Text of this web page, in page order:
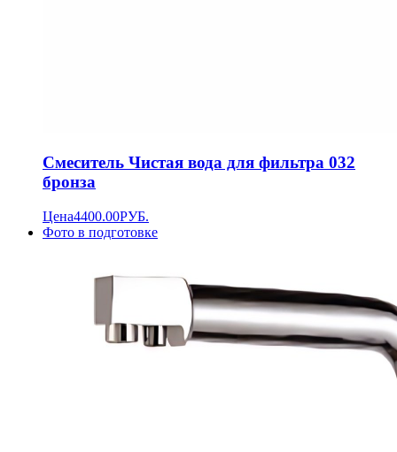
Смеситель Чистая вода для фильтра 032
бронза
Цена4400.00РУБ.
Фото в подготовке